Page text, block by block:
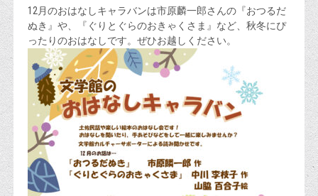
12月のおはなしキャラバンは市原麟一郎さんの『おつるだ
ぬき』や、『ぐりとぐらのおきゃくさま』など、秋冬にぴ
ったりのおはなしです。ぜひお越しください。